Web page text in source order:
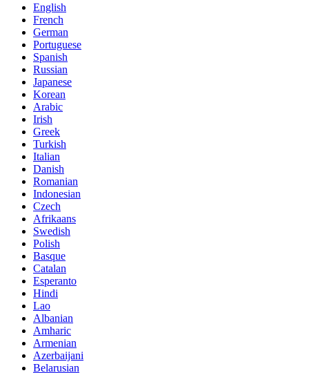
English
French
German
Portuguese
Spanish
Russian
Japanese
Korean
Arabic
Irish
Greek
Turkish
Italian
Danish
Romanian
Indonesian
Czech
Afrikaans
Swedish
Polish
Basque
Catalan
Esperanto
Hindi
Lao
Albanian
Amharic
Armenian
Azerbaijani
Belarusian